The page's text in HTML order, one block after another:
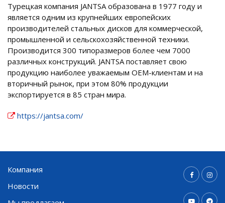
Турецкая компания JANTSA образована в 1977 году и
является одним из крупнейших европейских
производителей стальных дисков для коммерческой,
промышленной и сельскохозяйственной техники.
Производится 300 типоразмеров более чем 7000
различных конструкций. JANTSA поставляет свою
продукцию наиболее уважаемым OEM-клиентам и на
вторичный рынок, при этом 80% продукции
экспортируется в 85 стран мира.
https://jantsa.com/
Компания
Новости